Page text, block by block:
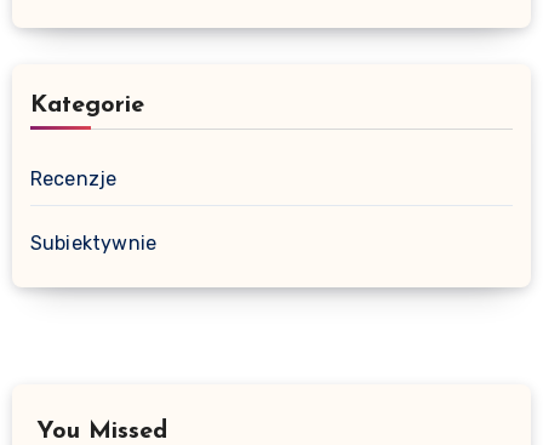
Kategorie
Recenzje
Subiektywnie
You Missed